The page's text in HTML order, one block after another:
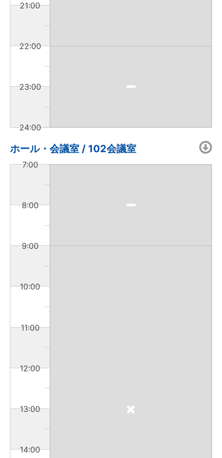
21:00
22:00
23:00
24:00
ホール・会議室 / 102会議室
7:00
8:00
9:00
10:00
11:00
12:00
13:00
14:00